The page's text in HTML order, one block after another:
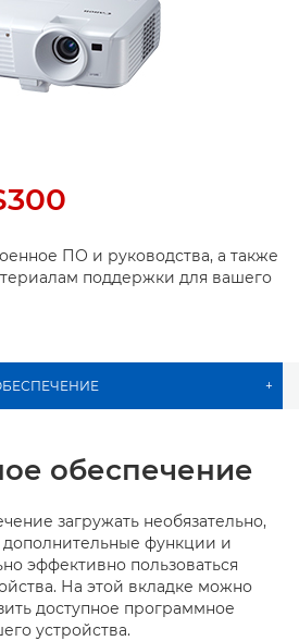
ПО и руководства, а также
поддержки для вашего
+
обеспечение
загружать необязательно,
дополнительные функции и
эффективно пользоваться
На этой вкладке можно
доступное программное
устройства.